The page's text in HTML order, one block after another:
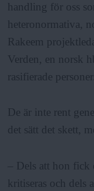
handling för oss
heteronormativa,
Rakeem
Verden, en norsk
rasifierade personer.
De är inte rent
det sätt det skett,
– Dels att hon fick
kritiseras och dels